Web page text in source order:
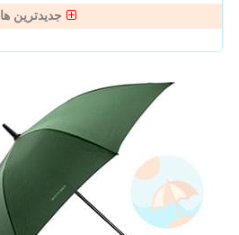
جدیدترین ها